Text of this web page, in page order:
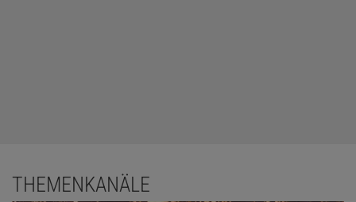
THEMENKANÄLE